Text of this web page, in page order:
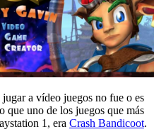
a vídeo juegos no fue o es
que uno de los juegos que más
1, era Crash Bandicoot.